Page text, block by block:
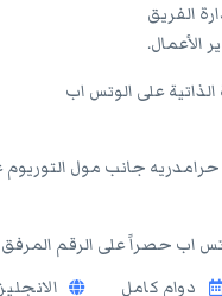
الفريق
الأعمال.
الذاتية على الوتس اب
جانب مول التوريوم
دوام كامل